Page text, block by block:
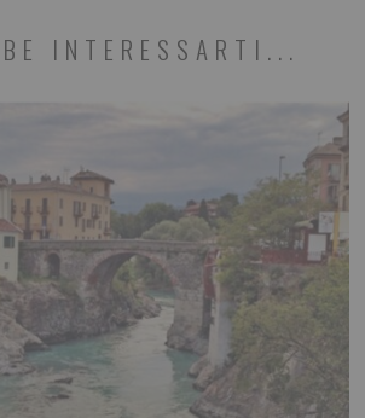
INTERESSARTI...